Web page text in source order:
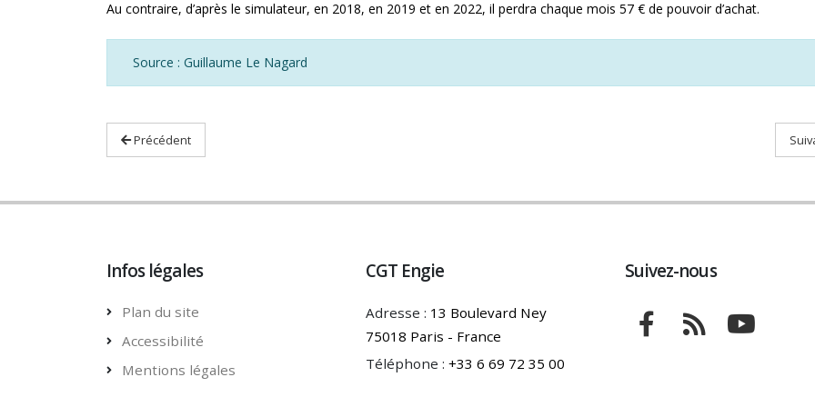
Au contraire, d’après le simulateur, en 2018, en 2019 et en 2022, il perdra chaque mois 57 € de pouvoir d’achat.
Source : Guillaume Le Nagard
Précédent
Infos légales
Plan du site
Accessibilité
Mentions légales
CGT Engie
Adresse : 13 Boulevard Ney
75018 Paris - France
Téléphone : +33 6 69 72 35 00
Suivez-nous